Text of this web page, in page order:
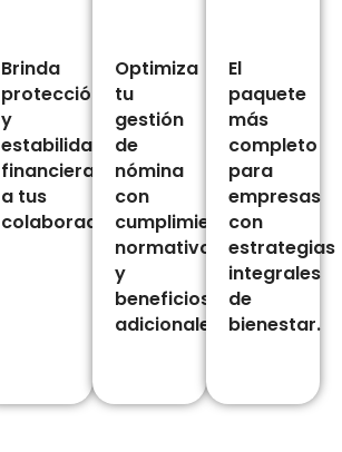
Brinda
protección
y
estabilidad
financiera
a tus
colaboradores.
Optimiza
tu
gestión
de
nómina
con
cumplimiento
normativo
y
beneficios
adicionales.
El
paquete
más
completo
para
empresas
con
estrategias
integrales
de
bienestar.